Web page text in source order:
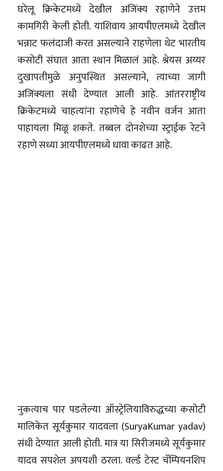
घरेलू क्रिकेटमध्ये देखील अजिंक्य रहाणेने उत्तम
कामगिरी केली होती. याशिवाय आयपीएलमध्ये देखील
भन्नाट फलंदाजी करत असल्याने राहणेला थेट भारतीय
कसोटी संघात आता स्थान मिळालं आहे. श्रेयस अय्यर
दुखापतीमुळे अनुपस्थित असल्याने, त्याच्या जागी
अजिंक्यला संधी देण्यात आली आहे. आंतरराष्ट्रीय
क्रिकेटमध्ये चाहत्यांना रहाणेचे हे नवीन वर्जन आता
पाहायला मिळू शकते. तब्बल दोनशेच्या स्ट्राईक रेटने
रहाणे सध्या आयपीएलमध्ये धावा काढत आहे.
नुकत्याच पार पडलेल्या ऑस्ट्रेलियाविरुद्धच्या कसोटी
मालिकेत सूर्यकुमार यादवला (SuryaKumar yadav)
संधी देण्यात आली होती. मात्र या सिरीजमध्ये सूर्यकुमार
यादव सपशेल अपयशी ठरला. वर्ल्ड टेस्ट चॅम्पियनशिप